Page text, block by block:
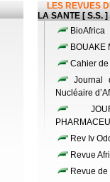
LES REVUES
LA SANTE [ S.S. ]
BioAfrica
BOUAKE
Cahier
Journal
Nucléaire
Rev Iv
Revue
Revue